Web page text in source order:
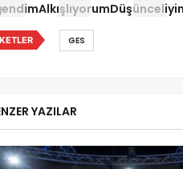
Alkışlıyorum
GES
YAZILAR